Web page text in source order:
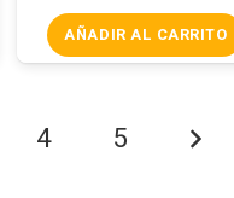
AÑADIR AL CARRITO
4 5